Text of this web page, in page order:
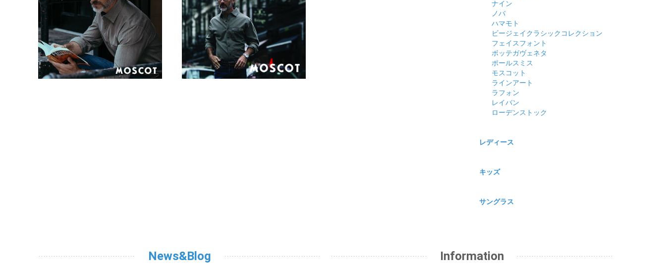
ナイン
ノバ
ハマモト
ビージェイクラシックコレクション
フェイスフォント
ボッテガヴェネタ
ポールスミス
モスコット
ラインアート
ラフォン
レイバン
ローデンストック
レディース
キッズ
サングラス
News&Blog Information